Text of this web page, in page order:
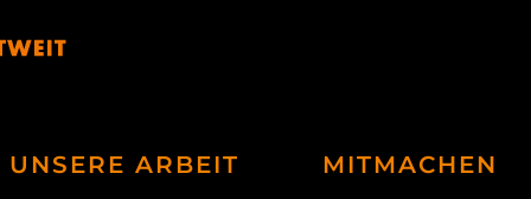
UNSERE ARBEIT MITMACHEN